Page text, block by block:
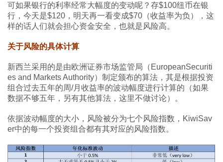
可如果银行的利率经常大幅度的变动呢？存$100纽币在银
行，今天是$120，明天再一看变成$70（收益率为负），这
样的话人们就会担心资金安全，也就是风险高。
关于风险的具体计算
新西兰采用的是由欧洲证券市场监管局（EuropeanSecuriti
es and Markets Authority）制定颁布的算法，其是根据投资
组合过去五年的周/月收益率的波动幅度进行计算的（如果
数据不够五年，另有其他算法，这里不做讨论）。
依据波动幅度的大小，风险被分为七个风险指数，KiwiSav
er中的每一个投资组合都有其对应的风险指数。